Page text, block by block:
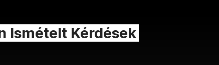
Ismételt Kérdések